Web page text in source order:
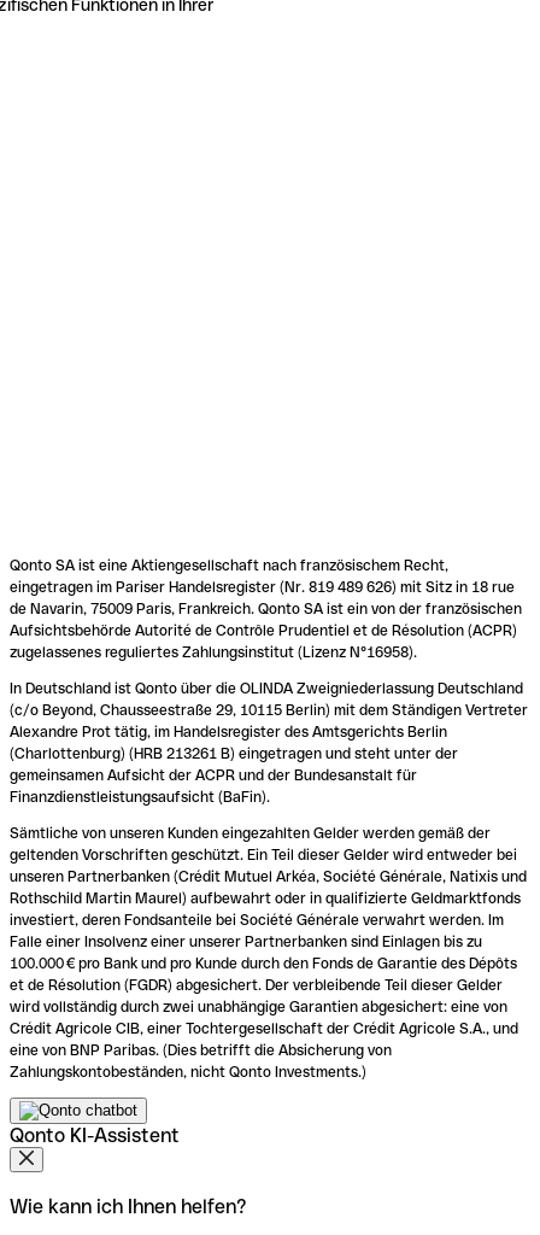
Funktionen in Ihrer
Qonto SA ist eine Aktiengesellschaft nach französischem Recht,
eingetragen im Pariser Handelsregister (Nr. 819 489 626) mit Sitz in 18 rue
de Navarin, 75009 Paris, Frankreich. Qonto SA ist ein von der französischen
Aufsichtsbehörde Autorité de Contrôle Prudentiel et de Résolution (ACPR)
zugelassenes reguliertes Zahlungsinstitut (Lizenz N°16958).
In Deutschland ist Qonto über die OLINDA Zweigniederlassung Deutschland
(c/o Beyond, Chausseestraße 29, 10115 Berlin) mit dem Ständigen Vertreter
Alexandre Prot tätig, im Handelsregister des Amtsgerichts Berlin
(Charlottenburg) (HRB 213261 B) eingetragen und steht unter der
gemeinsamen Aufsicht der ACPR und der Bundesanstalt für
Finanzdienstleistungsaufsicht (BaFin).
Sämtliche von unseren Kunden eingezahlten Gelder werden gemäß der
geltenden Vorschriften geschützt. Ein Teil dieser Gelder wird entweder bei
unseren Partnerbanken (Crédit Mutuel Arkéa, Société Générale, Natixis und
Rothschild Martin Maurel) aufbewahrt oder in qualifizierte Geldmarktfonds
investiert, deren Fondsanteile bei Société Générale verwahrt werden. Im
Falle einer Insolvenz einer unserer Partnerbanken sind Einlagen bis zu
100.000 € pro Bank und pro Kunde durch den Fonds de Garantie des Dépôts
et de Résolution (FGDR) abgesichert. Der verbleibende Teil dieser Gelder
wird vollständig durch zwei unabhängige Garantien abgesichert: eine von
Crédit Agricole CIB, einer Tochtergesellschaft der Crédit Agricole S.A., und
eine von BNP Paribas. (Dies betrifft die Absicherung von
Zahlungskontobeständen, nicht Qonto Investments.)
Qonto KI-Assistent
Wie kann ich Ihnen helfen?